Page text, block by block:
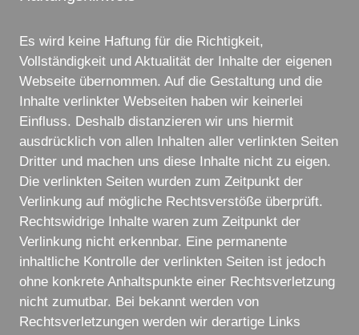
Es wird keine Haftung für die Richtigkeit,
Vollständigkeit und Aktualität der Inhalte der eigenen
Webseite übernommen. Auf die Gestaltung und die
Inhalte verlinkter Webseiten haben wir keinerlei
Einfluss. Deshalb distanzieren wir uns hiermit
ausdrücklich von allen Inhalten aller verlinkten Seiten
Dritter und machen uns diese Inhalte nicht zu eigen.
Die verlinkten Seiten wurden zum Zeitpunkt der
Verlinkung auf mögliche Rechtsverstöße überprüft.
Rechtswidrige Inhalte waren zum Zeitpunkt der
Verlinkung nicht erkennbar. Eine permanente
inhaltliche Kontrolle der verlinkten Seiten ist jedoch
ohne konkrete Anhaltspunkte einer Rechtsverletzung
nicht zumutbar. Bei bekannt werden von
Rechtsverletzungen werden wir derartige Links